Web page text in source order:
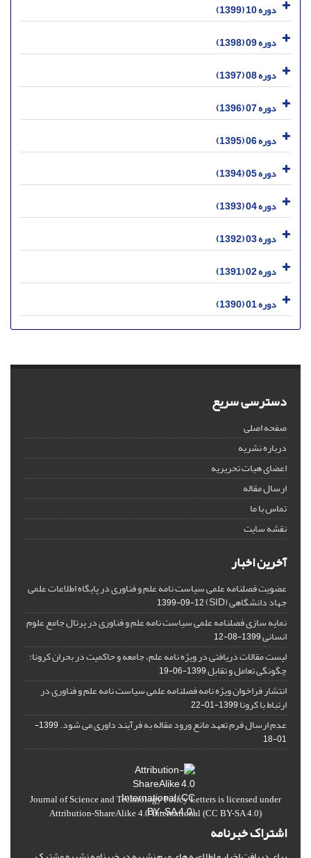
دوره 10 (1399)
دوره 09 (1398)
دوره 08 (1397)
دوره 07 (1396)
دوره 06 (1395)
دوره 05 (1394)
دوره 04 (1393)
دوره 03 (1392)
دوره 02 (1391)
دوره 01 (1390)
دسترسی سریع
صفحه اصلی
درباره نشریه
اعضای هیات تحریریه
ارسال مقاله
تماس با ما
نقشه سایت
آخرین اخبار
عضویت فصلنامه علمی سیاست نامه علم و فناوری در پایگاه اطلاعات علمی
جهاد دانشگاهی (SID) 1399-09-12
نمایه سازی فصلنامه علمی سیاست نامه علم و فناوری در پرتال جامع علوم
انسانی1399-08-12
لیست مقالات دریافتی در ویژه نامه علم، جامعه و حاکمیت در بحران کرونا:
چگونگی تعامل و تقابل1399-06-19
انتشار فراخوان ویژه‏ نامه فصلنامه علمی سیاست نامه علم و فناوری در
ارتباط با کرونا1399-01-22
عدم ارسال فرم تعهد مانع ورود مقاله به فرآیند داوری می شود.
1399-
01-18
Journal of Science and Technology Policy Letters is licensed under
Attribution-ShareAlike 4.0 International (CC BY-SA 4.0)
اشتراک خبرنامه